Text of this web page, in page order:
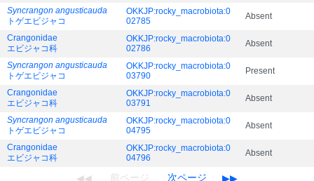
Syncrangon angusticauda
トゲエビジャコ
OKKJP:rocky_macrobiota:0
02785
Absent
Crangonidae
エビジャコ科
OKKJP:rocky_macrobiota:0
02786
Absent
Syncrangon angusticauda
トゲエビジャコ
OKKJP:rocky_macrobiota:0
03790
Present
Crangonidae
エビジャコ科
OKKJP:rocky_macrobiota:0
03791
Absent
Syncrangon angusticauda
トゲエビジャコ
OKKJP:rocky_macrobiota:0
04795
Absent
Crangonidae
エビジャコ科
OKKJP:rocky_macrobiota:0
04796
Absent